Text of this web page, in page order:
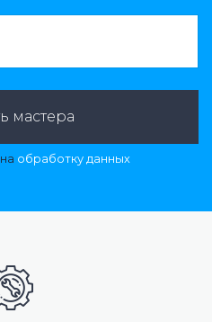
мастера
обработку данных